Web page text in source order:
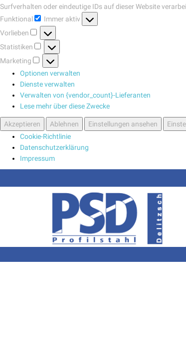
Surfverhalten oder eindeutige IDs auf dieser Website
Funktional
Funktional
Immer aktiv
Vorlieben
Vorlieben
Statistiken
Statistiken
Marketing
Marketing
Optionen verwalten
Dienste verwalten
Verwalten von {vendor_count}-Lieferanten
Lese mehr über diese Zwecke
Akzeptieren Ablehnen Einstellungen ansehen
Cookie-Richtlinie
Datenschutzerklärung
Impressum